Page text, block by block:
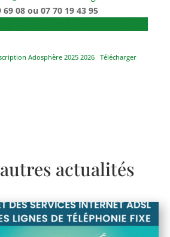
69 08 ou 07 70 19 43 95
Adosphère 2025 2026 Télécharger
actualités